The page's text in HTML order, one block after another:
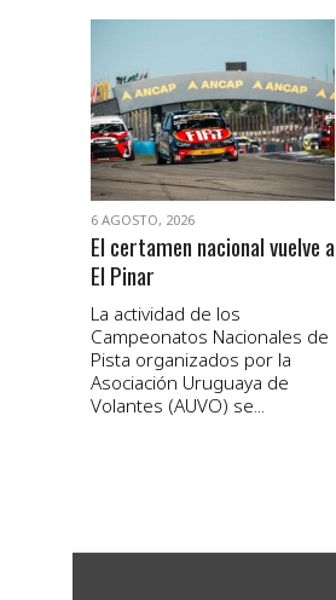
VER NOTA
6 AGOSTO, 2026
El certamen nacional vuelve a
El Pinar
La actividad de los
Campeonatos Nacionales de
Pista organizados por la
Asociación Uruguaya de
Volantes (AUVO) se...